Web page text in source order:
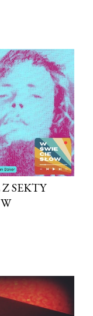
SEKTY